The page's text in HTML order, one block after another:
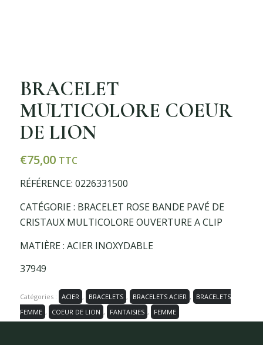
BRACELET
MULTICOLORE COEUR
DE LION
€75,00 TTC
RÉFÉRENCE: 0226331500
CATÉGORIE : BRACELET ROSE BANDE PAVÉ DE
CRISTAUX MULTICOLORE OUVERTURE A CLIP
MATIÈRE : ACIER INOXYDABLE
37949
Catégories : ACIER , BRACELETS , BRACELETS ACIER ,
BRACELETS
FEMME , COEUR DE LION , FANTAISIES , FEMME